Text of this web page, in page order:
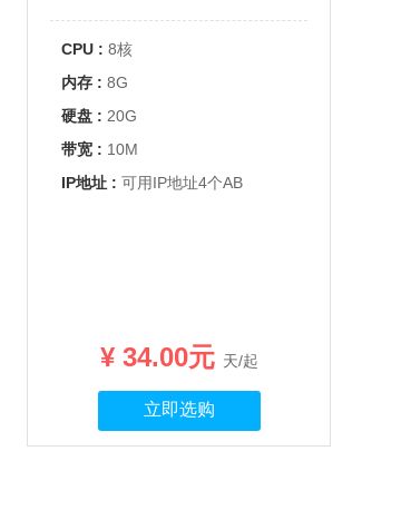
CPU : 8核
内存 : 8G
硬盘 : 20G
带宽 : 10M
IP地址 : 可用IP地址4个AB
¥ 34.00元 天/起
立即选购